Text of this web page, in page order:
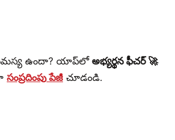
ఉందా? యాప్‌లోఅభ్యర్థన ఫీచర్ 🚀
సంప్రదింపు పేజీ చూడండి.